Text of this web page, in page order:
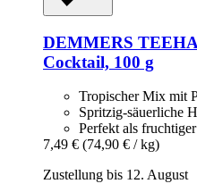
DEMMERS
Cocktail, 100 g
Tropischer Mix mit
Spritzig-säuerliche
Perfekt als
7,49 € (74,90 € / kg)
Zustellung bis 12. August